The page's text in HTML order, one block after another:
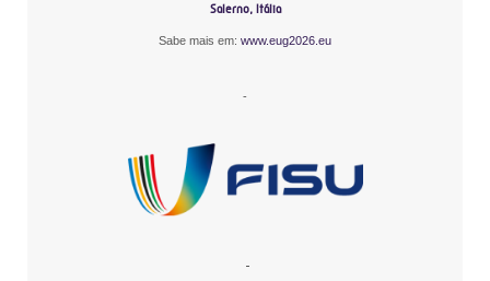
Salerno, Itália
Sabe mais em: www.eug2026.eu
-
-